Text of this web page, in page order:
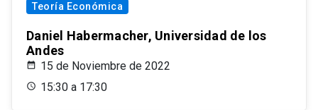
Teoría Económica
Daniel Habermacher, Universidad de los
Andes
15 de Noviembre de 2022
15:30 a 17:30